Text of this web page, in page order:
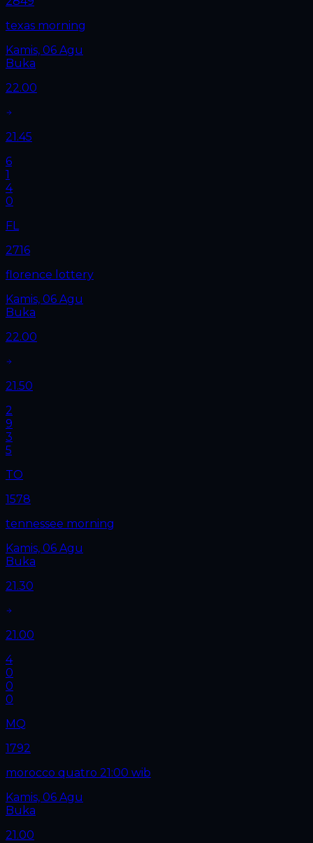
texas morning
Kamis, 06 Agu
Buka
22.00
21.45
6
1
4
0
FL
2716
florence lottery
Kamis, 06 Agu
Buka
22.00
21.50
2
9
3
5
TO
1578
tennessee morning
Kamis, 06 Agu
Buka
21.30
21.00
4
0
0
0
MQ
1792
morocco quatro 21:00 wib
Kamis, 06 Agu
Buka
21.00